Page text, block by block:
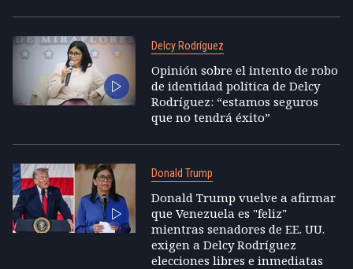
Delcy Rodríguez
Opinión sobre el intento de robo
de identidad política de Delcy
Rodríguez: “estamos seguros
que no tendrá éxito”
Donald Trump
Donald Trump vuelve a afirmar
que Venezuela es "feliz"
mientras senadores de EE. UU.
exigen a Delcy Rodríguez
elecciones libres e inmediatas